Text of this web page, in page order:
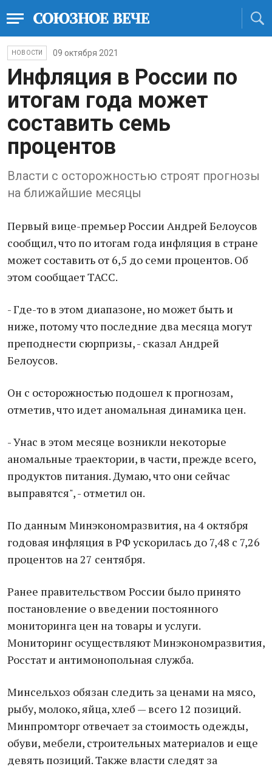
НОВОСТИ 09 октября 2021
Инфляция в России по
итогам года может
составить семь
процентов
Власти с осторожностью строят прогнозы
на ближайшие месяцы
Первый вице-премьер России Андрей Белоусов
сообщил, что по итогам года инфляция в стране
может составить от 6,5 до семи процентов. Об
этом сообщает ТАСС.
- Где-то в этом диапазоне, но может быть и
ниже, потому что последние два месяца могут
преподнести сюрпризы, - сказал Андрей
Белоусов.
Он с осторожностью подошел к прогнозам,
отметив, что идет аномальная динамика цен.
- Унас в этом месяце возникли некоторые
аномальные траектории, в части, прежде всего,
продуктов питания. Думаю, что они сейчас
выправятся", - отметил он.
По данным Минэкономразвития, на 4 октября
годовая инфляция в РФ ускорилась до 7,48 с 7,26
процентов на 27 сентября.
Ранее правительством России было принято
постановление о введении постоянного
мониторинга цен на товары и услуги.
Мониторинг осуществляют Минэкономразвития,
Росстат и антимонопольная служба.
Минсельхоз обязан следить за ценами на мясо,
рыбу, молоко, яйца, хлеб — всего 12 позиций.
Минпромторг отвечает за стоимость одежды,
обуви, мебели, строительных материалов и еще
девять позиций. Также власти следят за